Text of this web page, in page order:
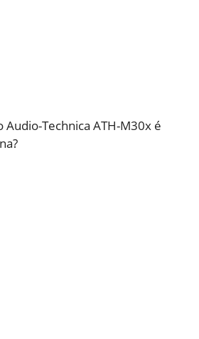
Audio-Technica ATH-M30x é